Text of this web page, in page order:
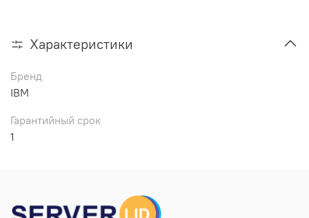
Характеристики
Бренд
IBM
Гарантийный срок
1